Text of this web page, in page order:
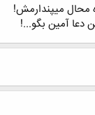
محال میپندارمش!
دعا آمین بگو...!